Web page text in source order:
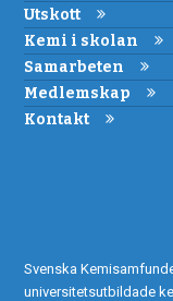
Utskott
Kemi i skolan
Samarbeten
Medlemskap
Kontakt
Svenska
universitetsutbildade